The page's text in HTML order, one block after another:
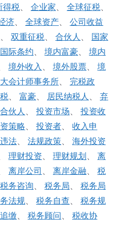
得税、企业家、全球征税、
济、 全球资产、 公司收益
、 双重征税、 合伙人 、 国家
国际条约、 境内富豪、 境内
境外收入 、 境外股票、 境
大会计师事务所、 完税政
、 富豪、 居民纳税人 、 弃
伙人 、 投资市场、 投资收
策略、 投资者、 收入申
法、 法规政策、 海外投资
理财投资、 理财规划 、 离
离岸公司 、 离岸金融、 税
税务咨询、 税务局、 税务局
法规、 税务自查、 税务规
缴、 税务顾问、 税收协